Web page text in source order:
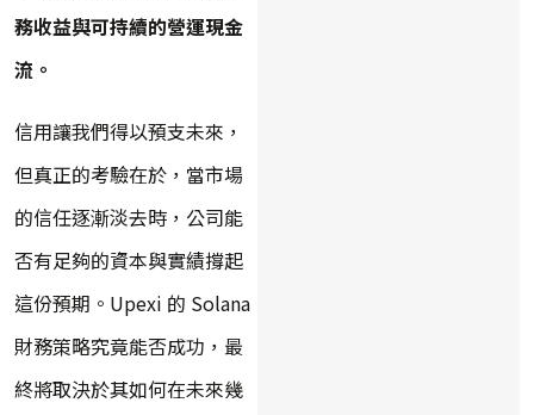
務收益與可持續的營運現金
流。
信用讓我們得以預支未來，
但真正的考驗在於，當市場
的信任逐漸淡去時，公司能
否有足夠的資本與實績撐起
這份預期。Upexi 的 Solana
財務策略究竟能否成功，最
終將取決於其如何在未來幾